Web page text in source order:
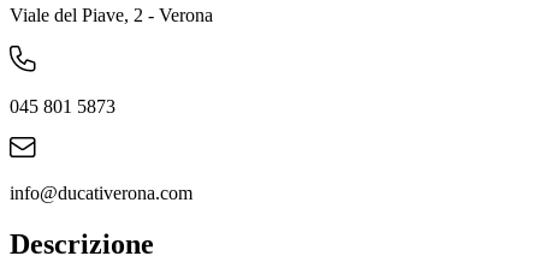
Viale del Piave, 2 - Verona
045 801 5873
info@ducativerona.com
Descrizione